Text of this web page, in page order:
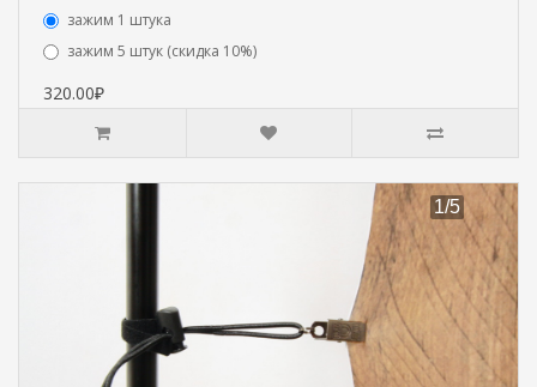
зажим 1 штука
зажим 5 штук (скидка 10%)
320.00₽